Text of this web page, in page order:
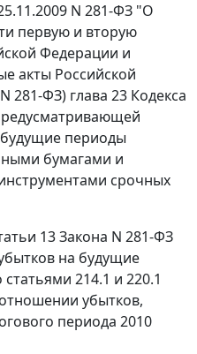
N 281-ФЗ "О
первую и вторую
Федерации и
акты Российской
281-ФЗ) глава 23 Кодекса
периоды
бумагами и
срочных
13 Закона N 281-ФЗ
на будущие
214.1 и 220.1
убытков,
периода 2010